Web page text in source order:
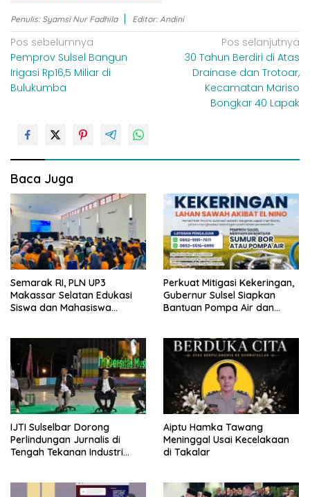
Penulis: Syamsi Nur Fadhila Editor: Andini
N
a
v
s
i
p
o
s
Pos sebelumnya
Pemprov Sulsel Bangun
Irigasi Rp16,5 Miliar di
Bulukumba
Pos selanjutnya
30 Tahun Berdiri di Atas
Drainase dan Trotoar,
Kecamatan Mariso
Bongkar 40 Lapak
Baca Juga
Semarak RI, PLN UP3
Makassar Selatan Edukasi
Siswa dan Mahasiswa
Perkuat Mitigasi Kekeringan,
Gubernur Sulsel Siapkan
Bantuan Pompa Air dan
IJTI Sulselbar Dorong
Perlindungan Jurnalis di
Tengah Tekanan Industri
Aiptu Hamka Tawang
Meninggal Usai Kecelakaan
di Takalar